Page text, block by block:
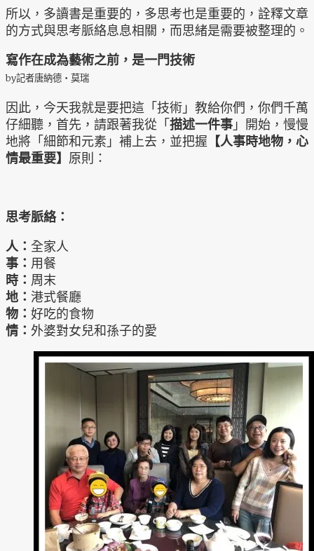
所以，多讀書是重要的，多思考也是重要的，詮釋文章
的方式與思考脈絡息息相關，而思緒是需要被整理的。
寫作在成為藝術之前，是一門技術
by記者唐納德‧莫瑞
因此，今天我就是要把這「技術」教給你們，你們千萬
仔細聽，首先，請跟著我從「描述一件事 」開始，慢慢
地將「細節和元素」補上去，並把握 【人事時地物，心
情最重要】 原則：
思考脈絡：
人： 全家人
事： 用餐
時： 周末
地： 港式餐廳
物： 好吃的食物
情： 外婆對女兒和孫子的愛